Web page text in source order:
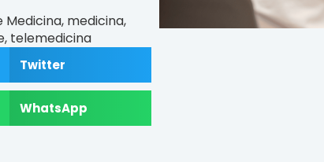
Medicina, medicina,
, telemedicina
Twitter
WhatsApp